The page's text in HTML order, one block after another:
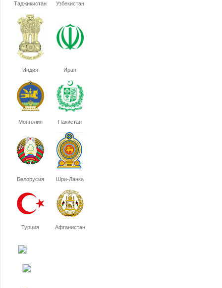
Таджикистан Узбекистан
Индия Иран
Монголия Пакистан
Белорусия Шри-Ланка
Турция Афганистан